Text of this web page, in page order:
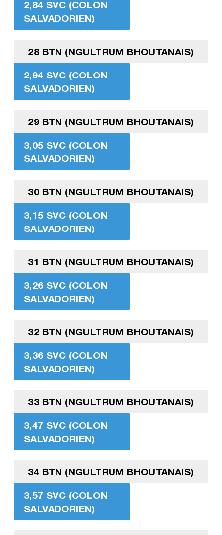
2,84 SVC (COLON
SALVADORIEN)
28 BTN (NGULTRUM BHOUTANAIS)
2,94 SVC (COLON
SALVADORIEN)
29 BTN (NGULTRUM BHOUTANAIS)
3,05 SVC (COLON
SALVADORIEN)
30 BTN (NGULTRUM BHOUTANAIS)
3,15 SVC (COLON
SALVADORIEN)
31 BTN (NGULTRUM BHOUTANAIS)
3,26 SVC (COLON
SALVADORIEN)
32 BTN (NGULTRUM BHOUTANAIS)
3,36 SVC (COLON
SALVADORIEN)
33 BTN (NGULTRUM BHOUTANAIS)
3,47 SVC (COLON
SALVADORIEN)
34 BTN (NGULTRUM BHOUTANAIS)
3,57 SVC (COLON
SALVADORIEN)